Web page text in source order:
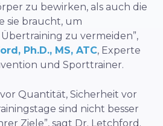
zu bewirken, als auch die
sie braucht, um
zu vermeiden”,
Ph.D., MS, ATC, Experte
und Sporttrainer.
Quantität, Sicherheit vor
sind nicht besser
Ziele”, sagt Dr. Letchford.